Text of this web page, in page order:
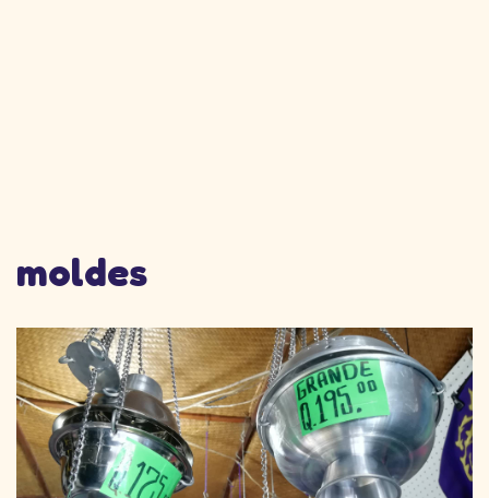
moldes